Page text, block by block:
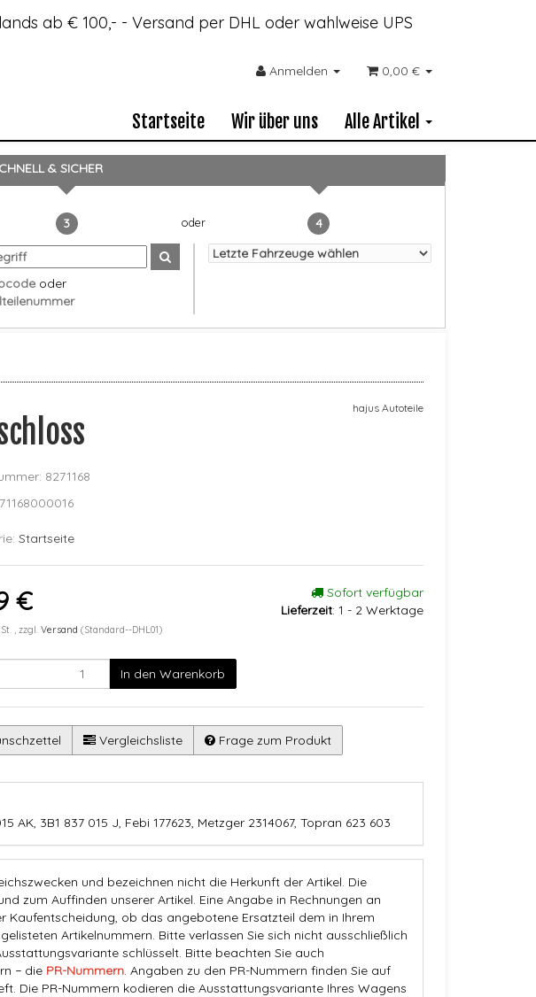
ab € 100,- - Versand per DHL oder wahlweise UPS
Anmelden 0,00 €
Startseite Wir über uns Alle Artikel
& SICHER
3
oder
4
hajus Autoteile
8271168
Startseite
€
, zzgl. Versand (Standard--DHL01)
Sofort verfügbar
Lieferzeit: 1 - 2 Werktage
In den Warenkorb
Vergleichsliste Frage zum Produkt
3B1 837 015 J, Febi 177623, Metzger 2314067, Topran 623 603
und bezeichnen nicht die Herkunft der Artikel. Die
zum Auffinden unserer Artikel. Eine Angabe in Rechnungen an
Kaufentscheidung, ob das angebotene Ersatzteil dem in Ihrem
Artikelnummern. Bitte verlassen Sie sich nicht ausschließlich
schlüsselt. Bitte beachten Sie auch
− die PR-Nummern. Angaben zu den PR-Nummern finden Sie auf
Die PR-Nummern kodieren die Ausstattungsvariante Ihres Wagens